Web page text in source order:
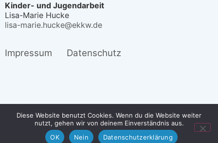
Kinder- und Jugendarbeit
Lisa-Marie Hucke
lisa-marie.hucke@ekkw.de
Impressum Datenschutz
® 2025 Ev. Luth. Friedenskirche Kassel
Diese Website benutzt Cookies. Wenn du die Website weiter
nutzt, gehen wir von deinem Einverständnis aus.
OK
Nein Datenschutzerklärung